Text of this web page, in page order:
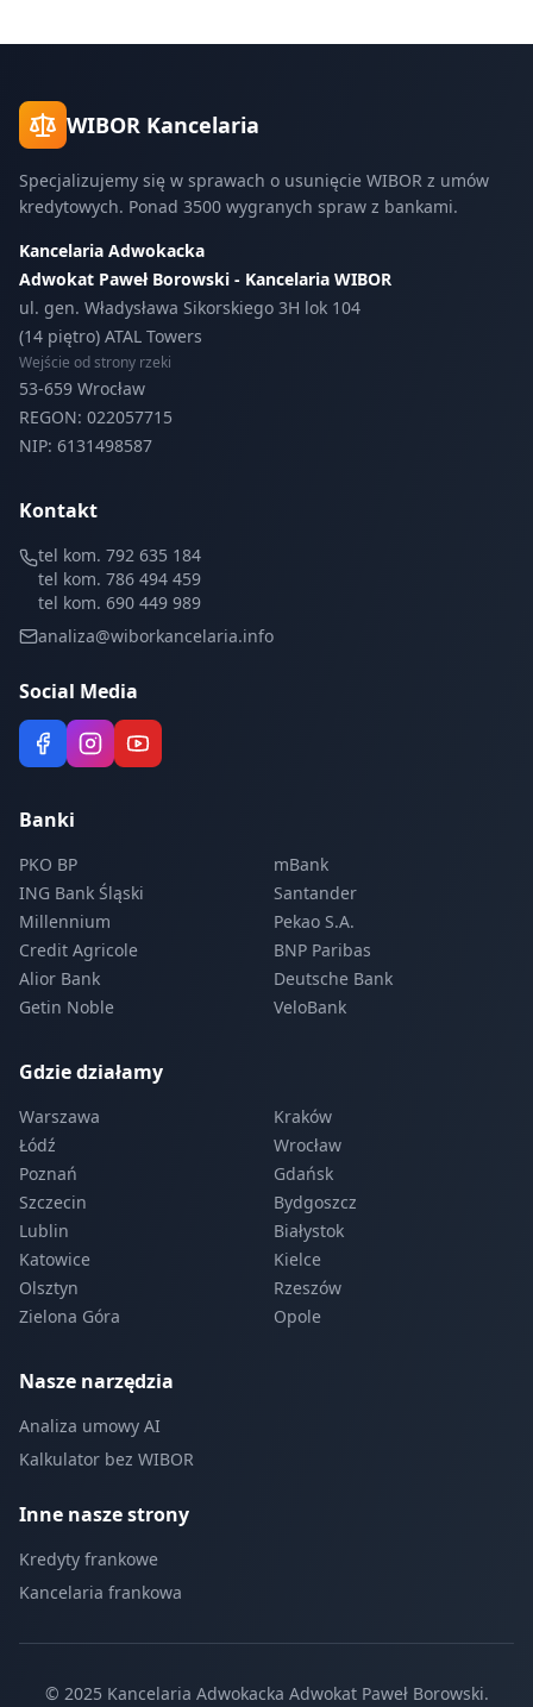
WIBOR Kancelaria
Specjalizujemy się w sprawach o usunięcie WIBOR z umów
kredytowych. Ponad 3500 wygranych spraw z bankami.
Kancelaria Adwokacka
Adwokat Paweł Borowski - Kancelaria WIBOR
ul. gen. Władysława Sikorskiego 3H lok 104
(14 piętro) ATAL Towers
Wejście od strony rzeki
53-659 Wrocław
REGON: 022057715
NIP: 6131498587
Kontakt
tel kom. 792 635 184
tel kom. 786 494 459
tel kom. 690 449 989
analiza@wiborkancelaria.info
Social Media
Banki
PKO BP
mBank
ING Bank Śląski
Santander
Millennium
Pekao S.A.
Credit Agricole
BNP Paribas
Alior Bank
Deutsche Bank
Getin Noble
VeloBank
Gdzie działamy
Warszawa
Kraków
Łódź
Wrocław
Poznań
Gdańsk
Szczecin
Bydgoszcz
Lublin
Białystok
Katowice
Kielce
Olsztyn
Rzeszów
Zielona Góra
Opole
Nasze narzędzia
Analiza umowy AI
Kalkulator bez WIBOR
Inne nasze strony
Kredyty frankowe
Kancelaria frankowa
© 2025 Kancelaria Adwokacka Adwokat Paweł Borowski.